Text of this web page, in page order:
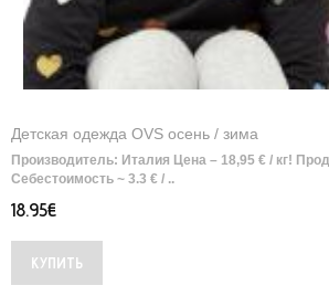
Детская одежда OVS осень / зима
Производитель: Италия Цена – 18,95 € / кг!
Себестоимость ~ 3.3 € / ..
18.95€